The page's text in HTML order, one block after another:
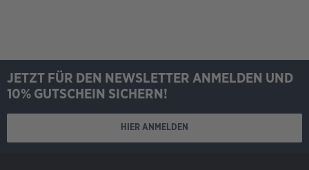
JETZT FÜR DEN NEWSLETTER ANMELDEN UND
10% GUTSCHEIN SICHERN!
HIER ANMELDEN